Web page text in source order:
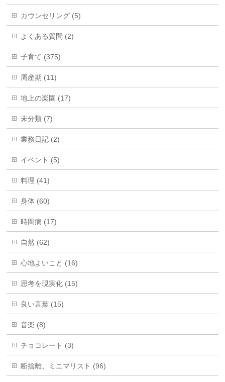
カウンセリング (5)
よくある質問 (2)
子育て (375)
周産期 (11)
地上の楽園 (17)
未分類 (7)
業務日記 (2)
イベント (5)
料理 (41)
身体 (60)
時間病 (17)
自然 (62)
心地よいこと (16)
思考を現実化 (15)
良い言葉 (15)
音楽 (8)
チョコレート (3)
断捨離、ミニマリスト (96)